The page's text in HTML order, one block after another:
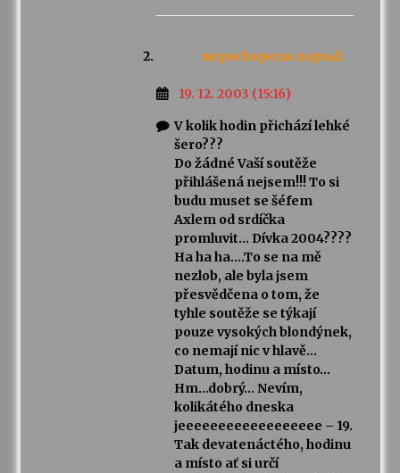
nepochopena napsal:
19. 12. 2003 (15:16)
V kolik hodin přichází lehké
šero???
Do žádné Vaší soutěže
přihlášená nejsem!!! To si
budu muset se šéfem
Axlem od srdíčka
promluvit… Dívka 2004????
Ha ha ha….To se na mě
nezlob, ale byla jsem
přesvědčena o tom, že
tyhle soutěže se týkají
pouze vysokých blondýnek,
co nemají nic v hlavě…
Datum, hodinu a místo…
Hm…dobrý… Nevím,
kolikátého dneska
jeeeeeeeeeeeeeeeeee – 19.
Tak devatenáctého, hodinu
a místo ať si určí